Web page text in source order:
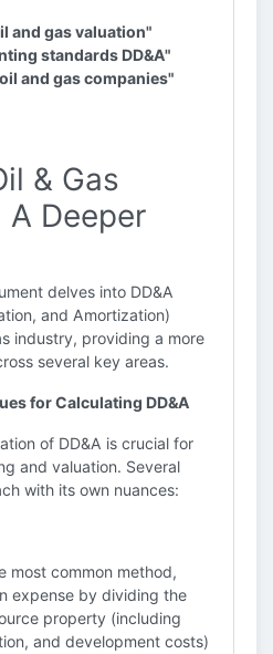
and gas valuation"
standards DD&A"
and gas companies"
& Gas
A Deeper
delves into DD&A
and Amortization)
industry, providing a more
several key areas.
for Calculating DD&A
of DD&A is crucial for
and valuation. Several
with its own nuances:
most common method,
expense by dividing the
property (including
and development costs)